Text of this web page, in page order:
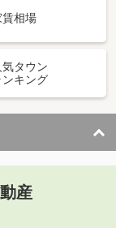
賃相場
気タウン
ンキング
産